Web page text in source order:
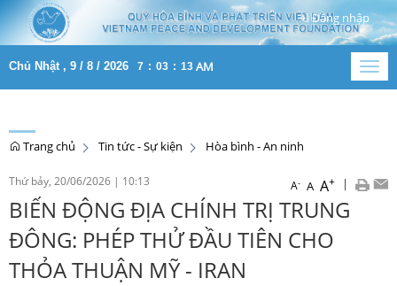
Đăng nhập
Chủ Nhật , 9 / 8 / 2026 7 : 03 : 13 AM
Trang chủ Tin tức - Sự kiện Hòa bình - An ninh
Thứ bảy, 20/06/2026 | 10:13 A- A A+ |
BIẾN ĐỘNG ĐỊA CHÍNH TRỊ TRUNG
ĐÔNG: PHÉP THỬ ĐẦU TIÊN CHO
THỎA THUẬN MỸ - IRAN